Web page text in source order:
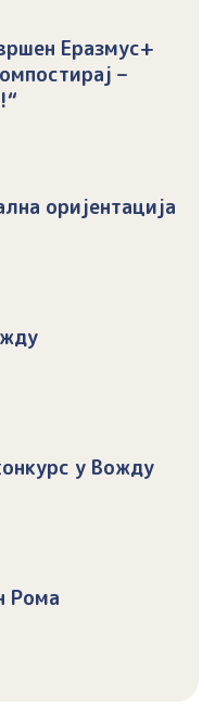
Еразмус+
–
оријентација
у Вожду
Рома